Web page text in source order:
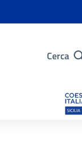
Cerca